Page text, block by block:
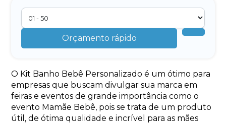
Orçamento rápido
O Kit Banho Bebê Personalizado é um ótimo para
empresas que buscam divulgar sua marca em
feiras e eventos de grande importância como o
evento Mamãe Bebê, pois se trata de um produto
útil, de ótima qualidade e incrível para as mães